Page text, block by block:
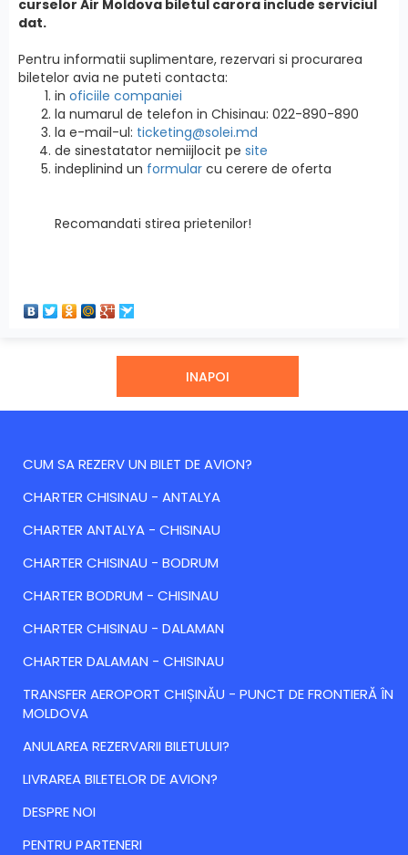
curselor Air Moldova biletul carora include serviciul
dat.
Pentru informatii suplimentare, rezervari si procurarea
biletelor avia ne puteti contacta:
in oficiile companiei
la numarul de telefon in Chisinau: 022-890-890
la e-mail-ul: ticketing@solei.md
de sinestatator nemiijlocit pe site
indeplinind un formular cu cerere de oferta
Recomandati stirea prietenilor!
INAPOI
CUM SA REZERV UN BILET DE AVION?
CHARTER CHISINAU - ANTALYA
CHARTER ANTALYA - CHISINAU
CHARTER CHISINAU - BODRUM
CHARTER BODRUM - CHISINAU
CHARTER CHISINAU - DALAMAN
CHARTER DALAMAN - CHISINAU
TRANSFER AEROPORT CHIȘINĂU - PUNCT DE FRONTIERĂ ÎN
MOLDOVA
ANULAREA REZERVARII BILETULUI?
LIVRAREA BILETELOR DE AVION?
DESPRE NOI
PENTRU PARTENERI